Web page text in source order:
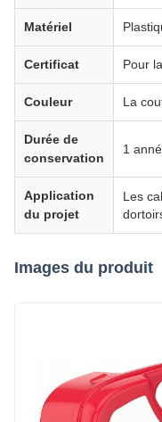
Matériel
Certificat Pour
Couleur La
Durée de
conservation
1
Application
du projet
Les
Images du produit